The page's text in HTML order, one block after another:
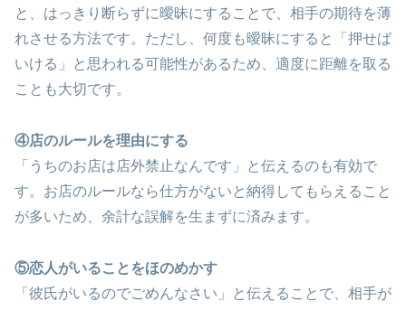
と、はっきり断らずに曖昧にすることで、相手の期待を薄
れさせる方法です。ただし、何度も曖昧にすると「押せば
いける」と思われる可能性があるため、適度に距離を取る
ことも大切です。
④店のルールを理由にする
「うちのお店は店外禁止なんです」と伝えるのも有効で
す。お店のルールなら仕方がないと納得してもらえること
が多いため、余計な誤解を生まずに済みます。
⑤恋人がいることをほのめかす
「彼氏がいるのでごめんなさい」と伝えることで、相手が